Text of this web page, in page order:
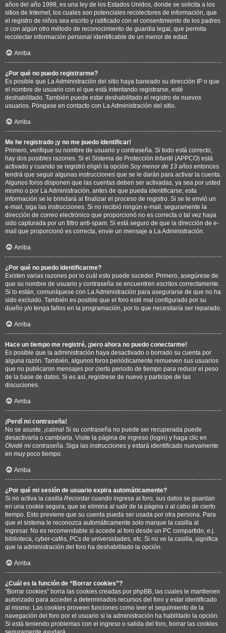
años del año 1998, es una ley de los Estados Unidos, donde se solicita a los
sitios de Internet, los cuales son potenciales recolectores de información, que
el registro de niños sea escrito y ratificado con el consentimiento de los padres
o con algún otro método de reconocimiento de guardia legal, que permita
recolectar información personal identificable de un menor de edad.
Arriba
¿Por qué no puedo registrarme?
Es posible que La Administración del sitio haya baneado su dirección IP o que
el nombre de usuario con el que está intentando registrarse, esté
deshabilitado. También puede estar deshabilitado el registro de nuevos
usuarios. Póngase en contacto con La Administración del sitio.
Arriba
Me he registrado ¡y no me puedo identificar!
Primero, verifique su nombre de usuario y contraseña. Si todo está correcto,
hay dos posibles razones. Si el Sistema de Protección Infantil (APPCO) está
activado y cuando se registró eligió la opción Soy menor de 13 años entonces
tendrá que seguir algunas instrucciones que se le darán para activar la cuenta.
Algunos foros disponen que las cuentas deben ser activadas, ya sea por usted
mismo o por La Administración, antes de que pueda identificarse; esta
información se le brindará al finalizar el proceso de registro. Si se le envió un
e-mail, siga las instrucciones. Si no recibió ningún e-mail, seguramente la
dirección de correo electrónico que proporcionó no es correcta o tal vez haya
sido capturada por un filtro anti-spam. Si está seguro de que la dirección de e-
mail que proporcionó es correcta, envíe un mensaje a La Administración.
Arriba
¿Por qué no puedo identificarme?
Existen varias razones por lo cuál esto puede suceder. Primero, asegúrese de
que su nombre de usuario y contraseña se encuentren escritos correctamente.
Si lo están, comuníquese con La Administración para asegurarse de que no ha
sido excluido. También es posible que el foro esté mal configurado por su
dueño y/o tenga fallos en la programación, por lo que necesitaría ser reparado.
Arriba
Hace un tiempo me registré, ¡pero ahora no puedo conectarme!
Es posible que la administración haya desactivado o borrado su cuenta por
alguna razón. También, algunos foros periódicamente remueven sus usuarios
que no publicaron mensajes por cierto periodo de tiempo para reducir el peso
de la base de datos. Si es así, registrese de nuevo y participe de las
discuciones.
Arriba
¡Perdí mi contraseña!
No se asuste, ¡calma! Si su contraseña no puede ser recuperada puede
desactivarla o cambiarla. Visite la página de ingreso (login) y haga clic en
Olvidé mi contraseña . Siga las instrucciones y estará identificado nuevamente
en muy poco tiempo.
Arriba
¿Por qué mi sesión de usuario expira automáticamente?
Si no activa la casilla Recordarcuando ingresa al foro, sus datos se guardan
en una cookie segura, que se elimina al salir de la página o al cabo de cierto
tiempo. Esto previene que su cuenta pueda ser usada por otra persona. Para
que el sistema le reconozca automáticamente solo marque la casilla al
ingresar. No es recomendable si accede al foro desde un PC compartido, e.j.
biblioteca, cyber-cafés, PCs de universidades, etc. Si no ve la casilla, significa
que la administración del foro ha deshabilitado la opción.
Arriba
¿Cuál es la función de “Borrar cookies”?
“Borrar cookies” borra las cookies creadas por phpBB, las cuales le mantienen
autorizado para acceder a determinados recursos del foro y estar identificado
al mismo. Las cookies proveen funciones como leer el seguimiento de la
navegación del foro por el usuario si la administración ha habilitado la opción.
Si está teniendo problemas con el ingreso o salida del foro, borrar las cookies